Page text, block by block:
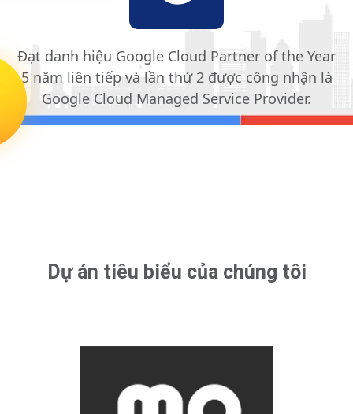
Đạt danh hiệu Google Cloud Partner of the Year
5 năm liên tiếp và lần thứ 2 được công nhận là
Google Cloud Managed Service Provider.
Dự án tiêu biểu của chúng tôi